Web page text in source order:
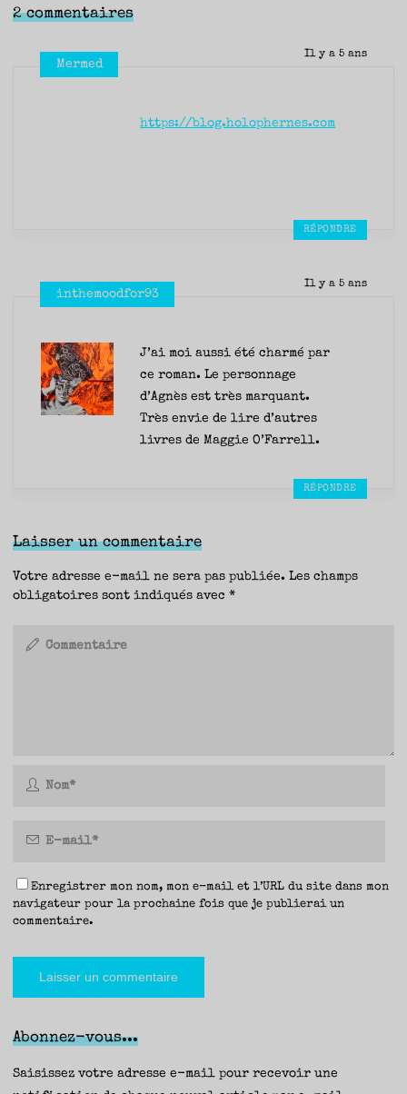
2 commentaires
Il y a 5 ans
Mermed
https://blog.holophernes.com
RÉPONDRE
Il y a 5 ans
inthemoodfor93
J’ai moi aussi été charmé par
ce roman. Le personnage
d’Agnès est très marquant.
Très envie de lire d’autres
livres de Maggie O’Farrell.
RÉPONDRE
Laisser un commentaire
Votre adresse e-mail ne sera pas publiée. Les champs
obligatoires sont indiqués avec*
Enregistrer mon nom, mon e-mail et l’URL du site dans mon
navigateur pour la prochaine fois que je publierai un
commentaire.
Abonnez-vous...
Saisissez votre adresse e-mail pour recevoir une